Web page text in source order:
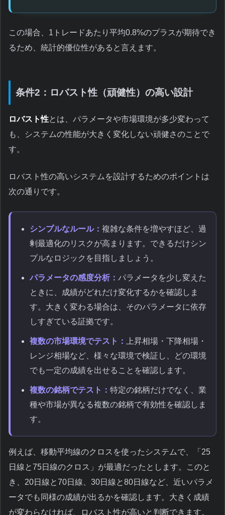
この場合、1トレードあたり平均0.8%のプラスが期待でき
るため、統計的優位性があると言えます。
条件2：ロバスト性（頑健性）の高い設計
ロバスト性とは、パラメータや市場環境が多少変わって
も、システムの性能が大きく変化しない頑健さのことで
す。
ロバスト性の高いシステムを設計するためのポイントは
次の通りです。
シンプルなルール： 複雑な条件を増やすほど、過
剰最適化のリスクが高まります。できるだけシン
プルなロジックを目指しましょう。
パラメータの感度分析： パラメータを少し変えた
ときに、成績がどれだけ変化するかを確認しま
す。大きく変わる場合は、そのパラメータに依存
しすぎている証拠です。
複数の市場環境でテスト：
上昇相場・下降相場・
レンジ相場など、様々な環境で検証し、どの環境
でも一定の成績を出せることを確認します。
複数の銘柄でテスト： 特定の銘柄だけでなく、業
種や市場が異なる複数の銘柄で有効性を確認しま
す。
例えば、移動平均線のクロスを使ったシステムで、「25
日線と75日線のクロス」が最適だったとします。このと
き、20日線と70日線、30日線と80日線など、近いパラメ
ータでも同様の成績が出るかを確認します。大きく成績
が変わらなければ、ロバスト性が高いと判断できます。